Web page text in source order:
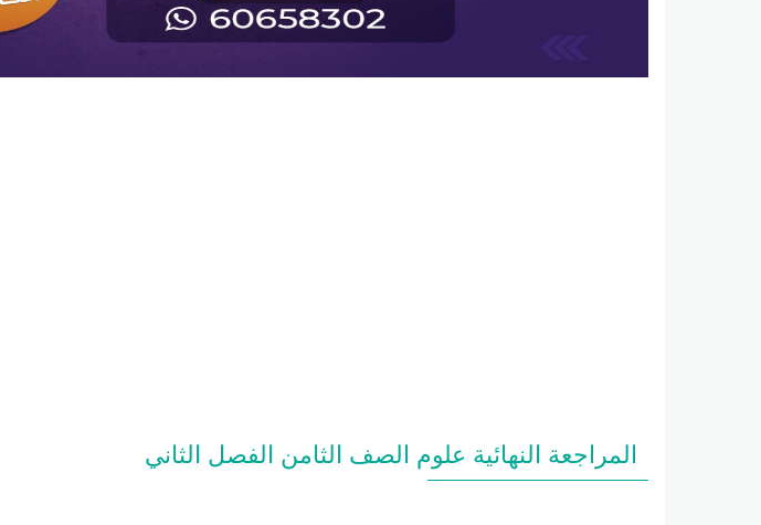
المراجعة النهائية علوم الصف الثامن الفصل الثاني